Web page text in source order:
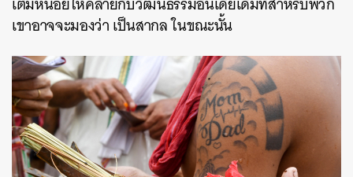
เขาอาจจะมองว่า เป็นสากล ในขณะนั้น